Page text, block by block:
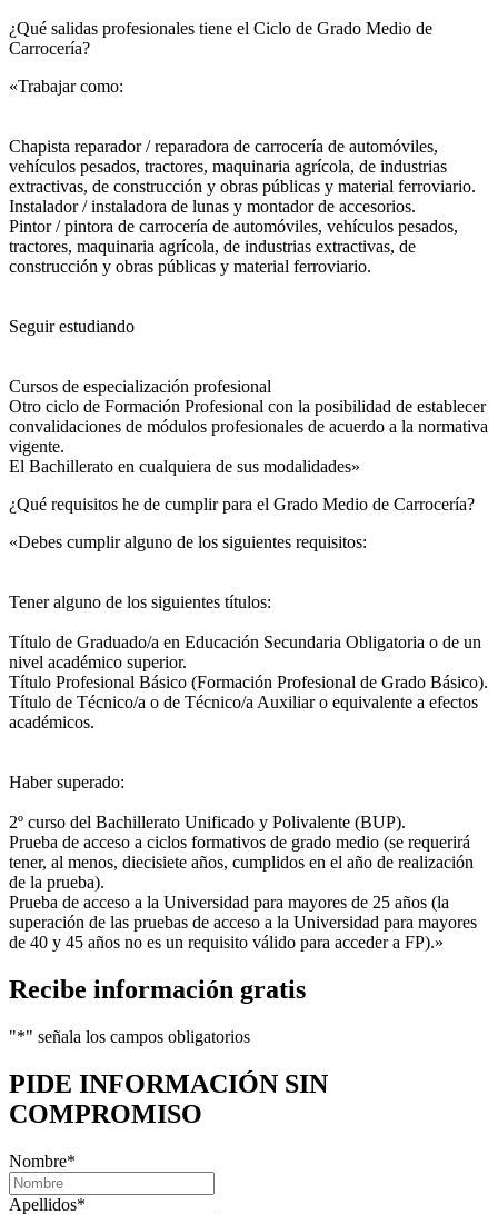
¿Qué salidas profesionales tiene el Ciclo de Grado Medio de
Carrocería?​
«Trabajar como:
Chapista reparador / reparadora de carrocería de automóviles,
vehículos pesados, tractores, maquinaria agrícola, de industrias
extractivas, de construcción y obras públicas y material ferroviario.
Instalador / instaladora de lunas y montador de accesorios.
Pintor / pintora de carrocería de automóviles, vehículos pesados,
tractores, maquinaria agrícola, de industrias extractivas, de
construcción y obras públicas y material ferroviario.
Seguir estudiando
Cursos de especialización profesional
Otro ciclo de Formación Profesional con la posibilidad de establecer
convalidaciones de módulos profesionales de acuerdo a la normativa
vigente.
El Bachillerato en cualquiera de sus modalidades»
¿Qué requisitos he de cumplir para el Grado Medio de Carrocería?
«Debes cumplir alguno de los siguientes requisitos:
Tener alguno de los siguientes títulos:
Título de Graduado/a en Educación Secundaria Obligatoria o de un
nivel académico superior.
Título Profesional Básico (Formación Profesional de Grado Básico).
Título de Técnico/a o de Técnico/a Auxiliar o equivalente a efectos
académicos.
Haber superado:
2º curso del Bachillerato Unificado y Polivalente (BUP).
Prueba de acceso a ciclos formativos de grado medio (se requerirá
tener, al menos, diecisiete años, cumplidos en el año de realización
de la prueba).
Prueba de acceso a la Universidad para mayores de 25 años (la
superación de las pruebas de acceso a la Universidad para mayores
de 40 y 45 años no es un requisito válido para acceder a FP).»
Recibe información gratis
"*" señala los campos obligatorios
PIDE INFORMACIÓN SIN
COMPROMISO
Nombre*
Apellidos*